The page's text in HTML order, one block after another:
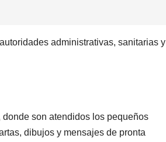
administrativas, sanitarias y
son atendidos los pequeños
dibujos y mensajes de pronta